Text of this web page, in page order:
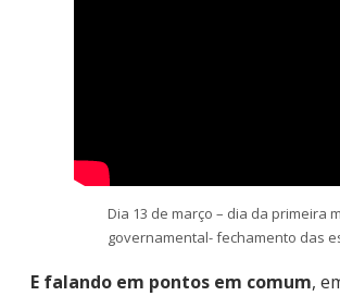
Dia 13 de março – dia da primeira
governamental- fechamento das
E falando em pontos em comum,